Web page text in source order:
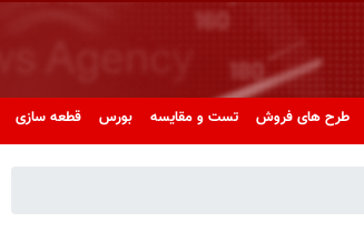
طرح های فروش تست و مقایسه بورس قطعه سازی